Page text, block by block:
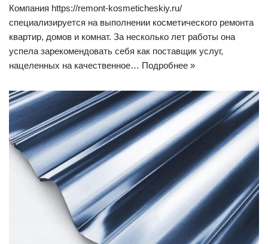
Компания https://remont-kosmeticheskiy.ru/
специализируется на выполнении косметического ремонта
квартир, домов и комнат. За несколько лет работы она
успела зарекомендовать себя как поставщик услуг,
нацеленных на качественное… Подробнее »